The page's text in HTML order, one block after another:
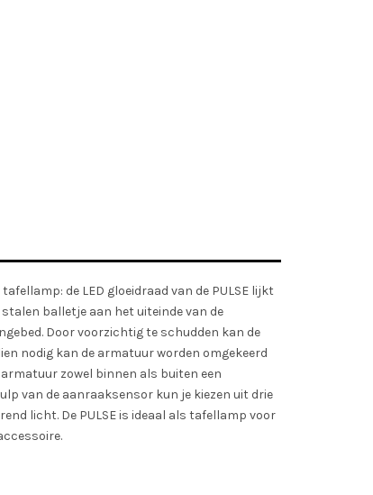
de LED gloeidraad van de PULSE lijkt
balletje aan het uiteinde van de
Door voorzichtig te schudden kan de
nodig kan de armatuur worden omgekeerd
zowel binnen als buiten een
van de aanraaksensor kun je kiezen uit drie
licht. De PULSE is ideaal als tafellamp voor